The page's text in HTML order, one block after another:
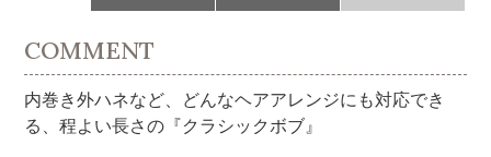
COMMENT
内巻き外ハネなど、どんなヘアアレンジにも対応でき
る、程よい長さの『クラシックボブ』